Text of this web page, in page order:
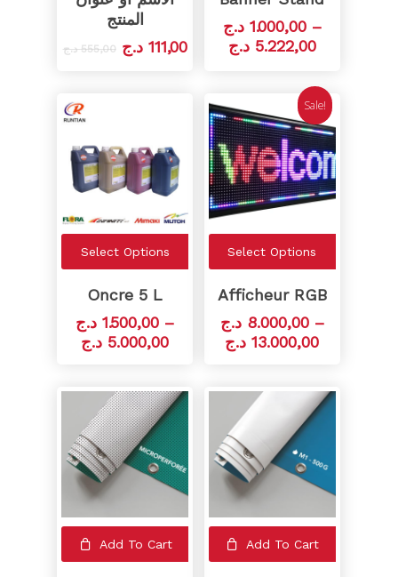
المنتج
555,00 د.ج 111,00 د.ج
1.000,00 د.ج
–
5.222,00 د.ج
Select Options
Oncre 5 L
1.500,00 د.ج
–
5.000,00 د.ج
Sale!
Select Options
Afficheur RGB
8.000,00 د.ج
–
13.000,00 د.ج
Add To Cart Add To Cart